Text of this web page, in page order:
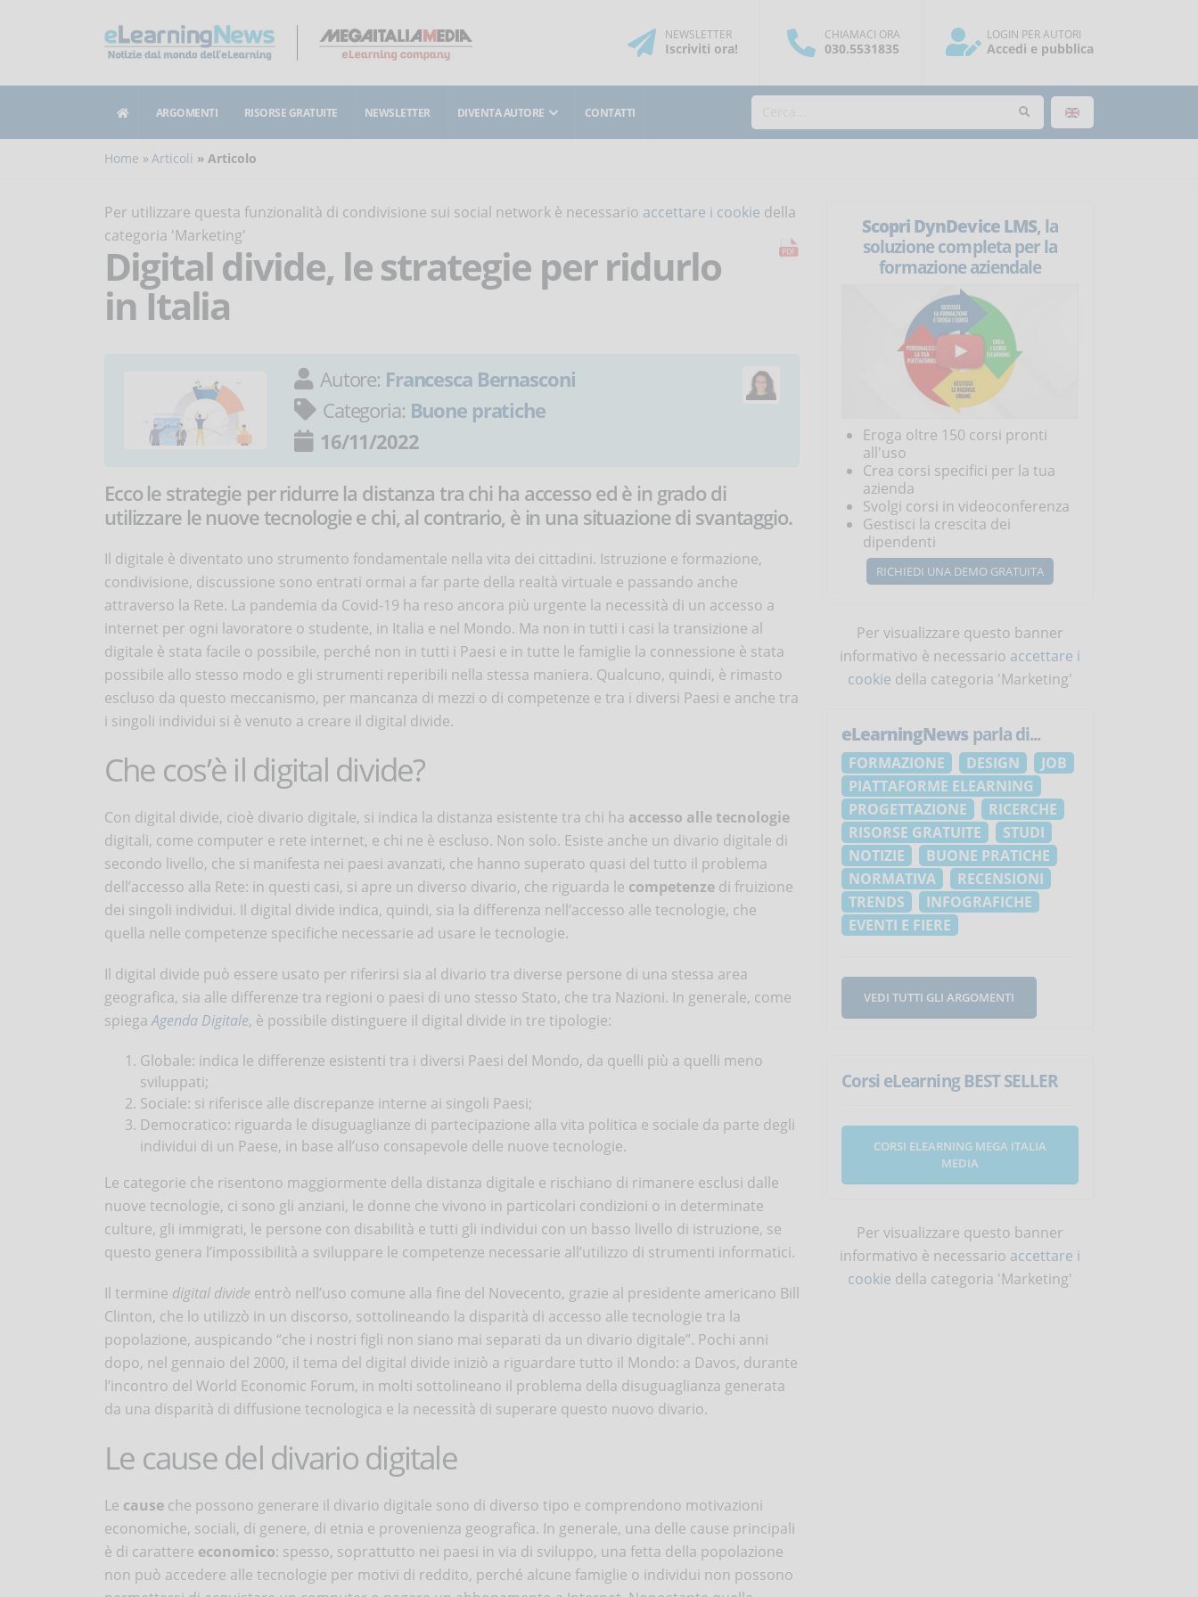
NEWSLETTER
Iscriviti ora!
CHIAMACI ORA
030.5531835
LOGIN PER AUTORI
Accedi e pubblica
ARGOMENTI RISORSE GRATUITE NEWSLETTER DIVENTA AUTORE CONTATTI
Home Articoli Articolo
Per utilizzare questa funzionalità di condivisione sui social network è necessario accettare i cookie della
categoria 'Marketing'
Digital divide, le strategie per ridurlo
in Italia
Autore: Francesca Bernasconi
Categoria: Buone pratiche
16/11/2022
Ecco le strategie per ridurre la distanza tra chi ha accesso ed è in grado di
utilizzare le nuove tecnologie e chi, al contrario, è in una situazione di svantaggio.
Il digitale è diventato uno strumento fondamentale nella vita dei cittadini. Istruzione e formazione,
condivisione, discussione sono entrati ormai a far parte della realtà virtuale e passando anche
attraverso la Rete. La pandemia da Covid-19 ha reso ancora più urgente la necessità di un accesso a
internet per ogni lavoratore o studente, in Italia e nel Mondo. Ma non in tutti i casi la transizione al
digitale è stata facile o possibile, perché non in tutti i Paesi e in tutte le famiglie la connessione è stata
possibile allo stesso modo e gli strumenti reperibili nella stessa maniera. Qualcuno, quindi, è rimasto
escluso da questo meccanismo, per mancanza di mezzi o di competenze e tra i diversi Paesi e anche tra
i singoli individui si è venuto a creare il digital divide.
Che cos’è il digital divide?
Con digital divide, cioè divario digitale, si indica la distanza esistente tra chi ha accesso alle tecnologie
digitali, come computer e rete internet, e chi ne è escluso. Non solo. Esiste anche un divario digitale di
secondo livello, che si manifesta nei paesi avanzati, che hanno superato quasi del tutto il problema
dell’accesso alla Rete: in questi casi, si apre un diverso divario, che riguarda le competenze di fruizione
dei singoli individui. Il digital divide indica, quindi, sia la differenza nell’accesso alle tecnologie, che
quella nelle competenze specifiche necessarie ad usare le tecnologie.
Il digital divide può essere usato per riferirsi sia al divario tra diverse persone di una stessa area
geografica, sia alle differenze tra regioni o paesi di uno stesso Stato, che tra Nazioni. In generale, come
spiegaAgenda Digitale, è possibile distinguere il digital divide in tre tipologie:
Globale: indica le differenze esistenti tra i diversi Paesi del Mondo, da quelli più a quelli meno
sviluppati;
Sociale: si riferisce alle discrepanze interne ai singoli Paesi;
Democratico: riguarda le disuguaglianze di partecipazione alla vita politica e sociale da parte degli
individui di un Paese, in base all’uso consapevole delle nuove tecnologie.
Le categorie che risentono maggiormente della distanza digitale e rischiano di rimanere esclusi dalle
nuove tecnologie, ci sono gli anziani, le donne che vivono in particolari condizioni o in determinate
culture, gli immigrati, le persone con disabilità e tutti gli individui con un basso livello di istruzione, se
questo genera l’impossibilità a sviluppare le competenze necessarie all’utilizzo di strumenti informatici.
Il termine digital divide entrò nell’uso comune alla fine del Novecento, grazie al presidente americano Bill
Clinton, che lo utilizzò in un discorso, sottolineando la disparità di accesso alle tecnologie tra la
popolazione, auspicando “che i nostri figli non siano mai separati da un divario digitale”. Pochi anni
dopo, nel gennaio del 2000, il tema del digital divide iniziò a riguardare tutto il Mondo: a Davos, durante
l’incontro del World Economic Forum, in molti sottolineano il problema della disuguaglianza generata
da una disparità di diffusione tecnologica e la necessità di superare questo nuovo divario.
Le cause del divario digitale
Le cause che possono generare il divario digitale sono di diverso tipo e comprendono motivazioni
economiche, sociali, di genere, di etnia e provenienza geografica. In generale, una delle cause principali
è di carattere economico: spesso, soprattutto nei paesi in via di sviluppo, una fetta della popolazione
non può accedere alle tecnologie per motivi di reddito, perché alcune famiglie o individui non possono
Scopri DynDevice LMS, la
soluzione completa per la
formazione aziendale
Eroga oltre 150 corsi pronti
all'uso
Crea corsi specifici per la tua
azienda
Svolgi corsi in videoconferenza
Gestisci la crescita dei
dipendenti
RICHIEDI UNA DEMO GRATUITA
Per visualizzare questo banner
informativo è necessario accettare i
cookie della categoria 'Marketing'
eLearningNews parla di...
FORMAZIONE DESIGN
JOB
PIATTAFORME ELEARNING
PROGETTAZIONE
RICERCHE
RISORSE GRATUITE
STUDI
NOTIZIE
BUONE PRATICHE
NORMATIVA
RECENSIONI
TRENDS
INFOGRAFICHE
EVENTI E FIERE
VEDI TUTTI GLI ARGOMENTI
Corsi eLearning BEST SELLER
CORSI ELEARNING MEGA ITALIA
MEDIA
Per visualizzare questo banner
informativo è necessario accettare i
cookie della categoria 'Marketing'